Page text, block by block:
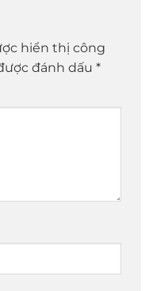
hiển thị công
đánh dấu *